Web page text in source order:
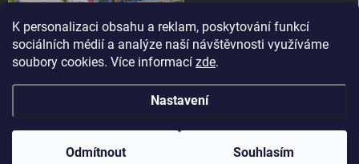
K personalizaci obsahu a reklam, poskytování funkcí
sociálních médií a analýze naší návštěvnosti využíváme
soubory cookies. Více informací zde.
Nastavení
Odmítnout Souhlasím
Copyright 2026els-moto.cz. Všechna práva vyhrazena.Upravit nastavení